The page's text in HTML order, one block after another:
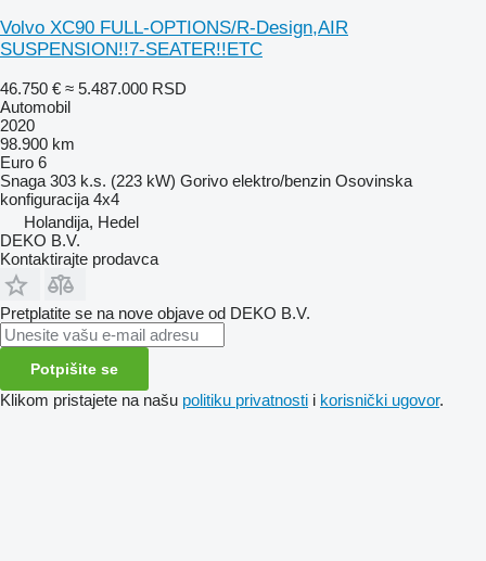
Volvo XC90 FULL-OPTIONS/R-Design,AIR
SUSPENSION!!7-SEATER!!ETC
46.750 € ≈ 5.487.000 RSD
Automobil
2020
98.900 km
Euro 6
Snaga 303 k.s. (223 kW) Gorivo elektro/benzin Osovinska
konfiguracija 4x4
Holandija, Hedel
DEKO B.V.
Kontaktirajte prodavca
Pretplatite se na nove objave od DEKO B.V.
Potpišite se
Klikom pristajete na našu politiku privatnosti i korisnički ugovor.